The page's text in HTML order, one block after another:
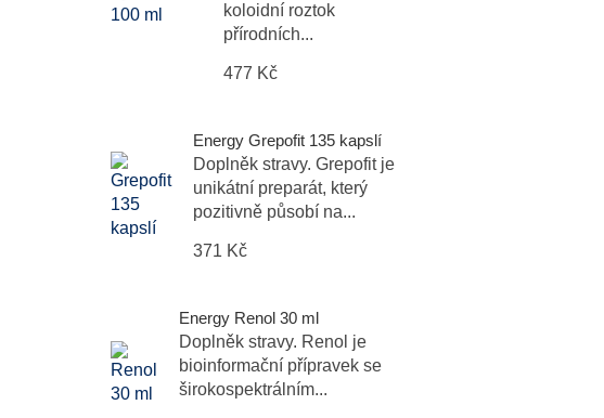
koloidní roztok
přírodních...
477 Kč
Energy Grepofit 135 kapslí
Doplněk stravy. Grepofit je
unikátní preparát, který
pozitivně působí na...
371 Kč
Energy Renol 30 ml
Doplněk stravy. Renol je
bioinformační přípravek se
širokospektrálním...